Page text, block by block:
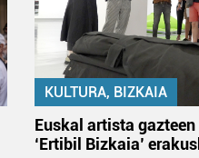
KULTURA, BIZKAIA
Euskal artista
‘Ertibil Bizkaia’